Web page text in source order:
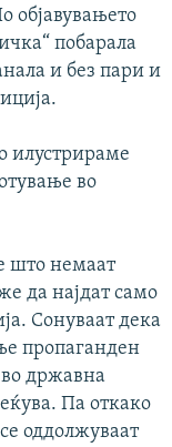
објавувањето
побарала
и без пари и
илустрираме
во
што немаат
да најдат само
Сонуваат дека
пропаганден
државна
Па откако
оддолжуваат